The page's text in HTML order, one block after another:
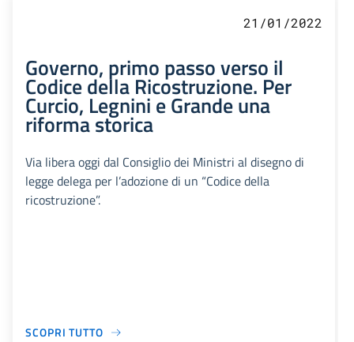
21/01/2022
Governo, primo passo verso il
Codice della Ricostruzione. Per
Curcio, Legnini e Grande una
riforma storica
Via libera oggi dal Consiglio dei Ministri al disegno di
legge delega per l’adozione di un “Codice della
ricostruzione”.
SCOPRI TUTTO